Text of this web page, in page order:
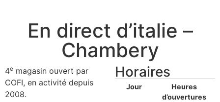
En direct d’italie –
Chambery
4e magasin ouvert par
COFI, en activité depuis
2008.
Horaires
Jour
Heures
d’ouvertures